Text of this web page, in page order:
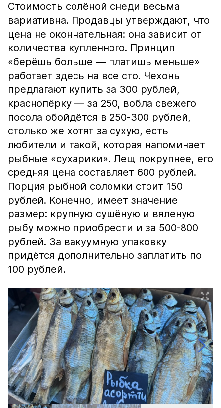
Стоимость солёной снеди весьма
вариативна. Продавцы утверждают, что
цена не окончательная: она зависит от
количества купленного. Принцип
«берёшь больше — платишь меньше»
работает здесь на все сто. Чехонь
предлагают купить за 300 рублей,
краснопёрку — за 250, вобла свежего
посола обойдётся в 250-300 рублей,
столько же хотят за сухую, есть
любители и такой, которая напоминает
рыбные «сухарики». Лещ покрупнее, его
средняя цена составляет 600 рублей.
Порция рыбной соломки стоит 150
рублей. Конечно, имеет значение
размер: крупную сушёную и вяленую
рыбу можно приобрести и за 500-800
рублей. За вакуумную упаковку
придётся дополнительно заплатить по
100 рублей.